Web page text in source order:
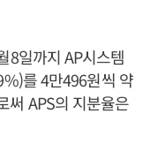
8일까지 AP시스템
를 4만496원씩 약
써 APS의 지분율은